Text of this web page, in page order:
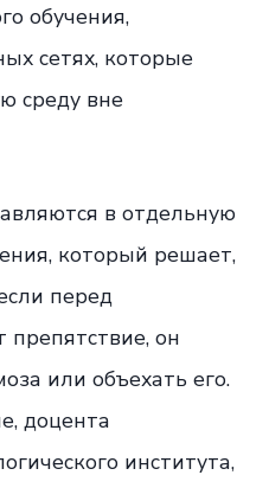
обучения,
сетях, которые
среду вне
в отдельную
который решает,
перед
препятствие, он
или объехать его.
доцента
института,